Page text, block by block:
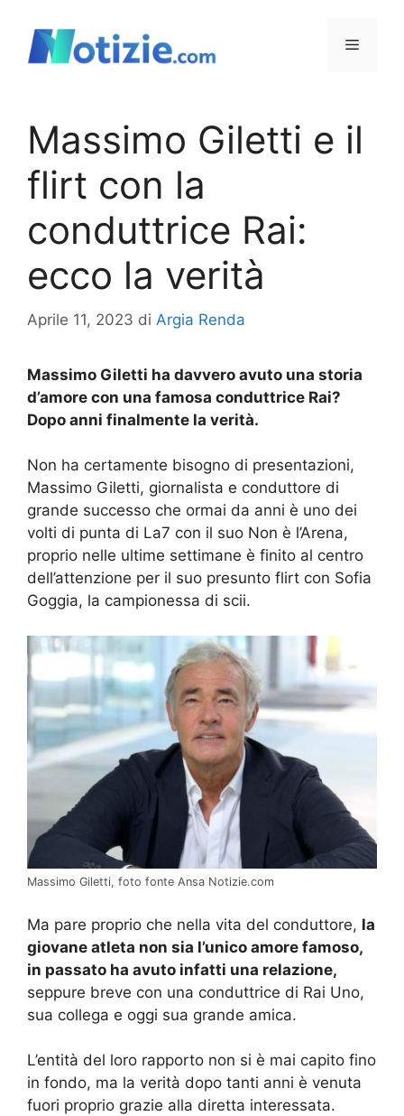
contenuto
Menu
Massimo Giletti e il
flirt con la
conduttrice Rai:
ecco la verità
Aprile 11, 2023 di Argia Renda
Massimo Giletti ha davvero avuto una storia
d’amore con una famosa conduttrice Rai?
Dopo anni finalmente la verità.
Non ha certamente bisogno di presentazioni,
Massimo Giletti, giornalista e conduttore di
grande successo che ormai da anni è uno dei
volti di punta di La7 con il suo Non è l’Arena,
proprio nelle ultime settimane è finito al centro
dell’attenzione per il suo presunto flirt con Sofia
Goggia, la campionessa di scii.
Massimo Giletti, foto fonte Ansa Notizie.com
Ma pare proprio che nella vita del conduttore, la
giovane atleta non sia l’unico amore famoso,
in passato ha avuto infatti una relazione,
seppure breve con una conduttrice di Rai Uno,
sua collega e oggi sua grande amica.
L’entità del loro rapporto non si è mai capito fino
in fondo, ma la verità dopo tanti anni è venuta
fuori proprio grazie alla diretta interessata.